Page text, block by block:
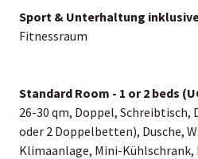
Sport & Unterhaltung
Fitnessraum
Standard Room - 1 or 2 beds
26-30 qm, Doppel,
oder 2 Doppelbetten), Dusche,
Klimaanlage, Mini-